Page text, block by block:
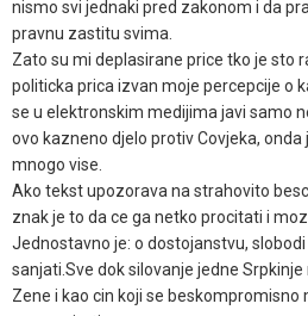
nismo svi jednaki pred zakonom i da
pravnu zastitu svima.
Zato su mi deplasirane price tko je sto
politicka prica izvan moje percepcije o
se u elektronskim medijima javi samo
ovo kazneno djelo protiv Covjeka,
mnogo vise.
Ako tekst upozorava na strahovito
znak je to da ce ga netko procitati i
Jednostavno je: o dostojanstvu,
sanjati.Sve dok silovanje jedne
Zene i kao cin koji se beskompromisno